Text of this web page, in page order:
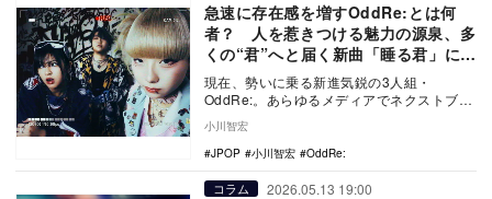
急速に存在感を増すOddRe:とは何
者？ 人を惹きつける魅力の源泉、多
くの“君”へと届く新曲「睡る君」に迫
る
現在、勢いに乗る新進気鋭の3人組・
OddRe:。あらゆるメディアでネクストブレ
イク候補として取り上げられ、今年2月に
IRORI …
小川智宏
JPOP
小川智宏 OddRe:
コラム 2026.05.13 19:00